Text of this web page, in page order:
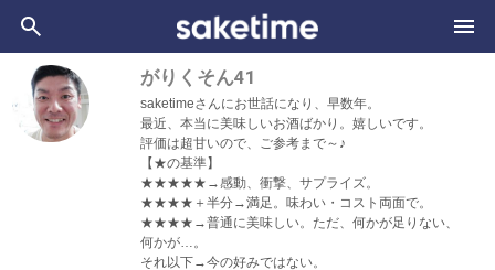
がりくそん41
saketimeさんにお世話になり、早数年。
最近、本当に美味しいお酒ばかり。嬉しいです。
評価は超甘いので、ご参考まで～♪
【★の基準】
★★★★★→感動、衝撃、サプライズ。
★★★★＋半分→満足。味わい・コスト両面で。
★★★★→普通に美味しい。ただ、何かが足りない、
何かが…。
それ以下→今の好みではない。